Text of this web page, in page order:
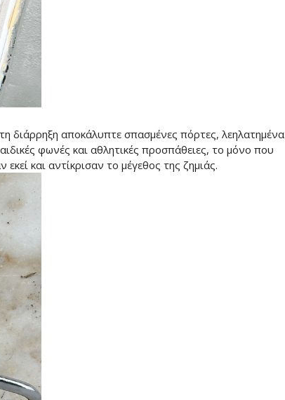
διάρρηξη αποκάλυπτε σπασμένες πόρτες, λεηλατημένα
φωνές και αθλητικές προσπάθειες, το μόνο που
και αντίκρισαν το μέγεθος της ζημιάς.